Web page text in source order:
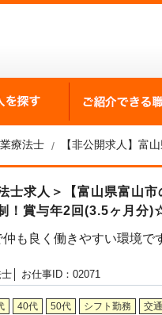
れる理由 求人を探す
療法士
士求人＞【富山県富山
！賞与年2回(3.5ヶ月分
も良く働きやすい環境で
│ お仕事ID：02071
40代 50代 シフト勤務 交